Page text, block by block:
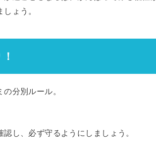
ょう。
分別ルール。
し、必ず守るようにしましょう。